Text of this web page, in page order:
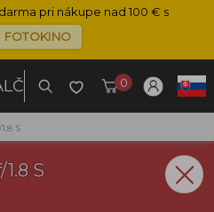
pri nákupe nad 100 € s
FOTOKINO
0
S
S